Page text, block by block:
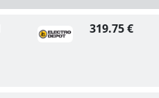
319.75 €